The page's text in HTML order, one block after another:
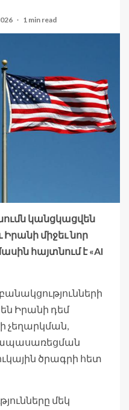
1 min read
կանցկացվեն
միջեւ նոր
հայտնում է «Al
Իրանի դեմ
չեղարկման,
ծրագրի հետ
մեկ